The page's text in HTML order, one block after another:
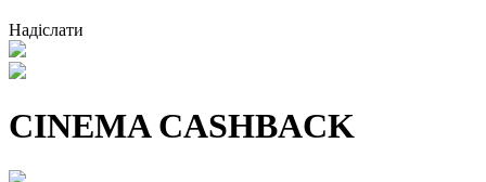
Надіслати
CINEMA CASHBACK